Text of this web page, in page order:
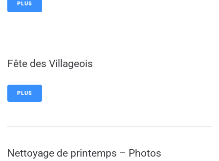
PLUS
Fête des Villageois
PLUS
Nettoyage de printemps – Photos